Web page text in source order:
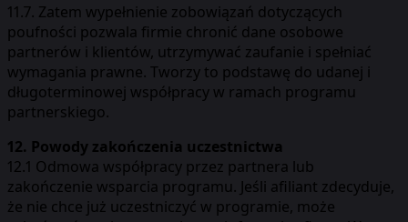
11.7. Zatem wypełnienie zobowiązań dotyczących
poufności pozwala firmie chronić dane osobowe
partnerów i klientów, utrzymywać zaufanie i spełniać
wymagania prawne. Tworzy to podstawę do udanej i
długoterminowej współpracy w ramach programu
partnerskiego.
12. Powody zakończenia uczestnictwa
12.1 Odmowa współpracy przez partnera lub
zakończenie wsparcia programu. Jeśli afiliant zdecyduje,
że nie chce już uczestniczyć w programie, może